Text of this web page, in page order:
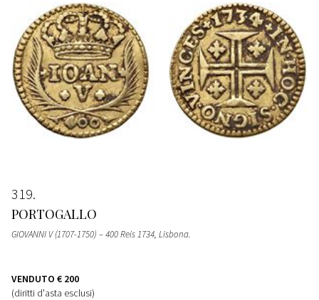
319
PORTOGALLO
GIOVANNI V (1707-1750) – 400 Reis 1734, Lisbona.
VENDUTO € 200
(diritti d'asta esclusi)